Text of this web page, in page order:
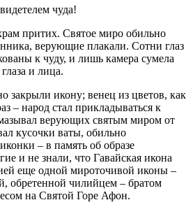
чуда!
притих. Святое миро обильно
верующие плакали. Сотни глаз
к чуду, и лишь камера сумела
и лица.
закрыли икону; венец из цветов, как
– народ стал прикладываться к
верующих святым миром от
кусочки ваты, обильно
– в память об образе
и не знали, что Гавайская икона
еще одной мироточивой иконы –
обретенной чилийцем – братом
на Святой Горе Афон.